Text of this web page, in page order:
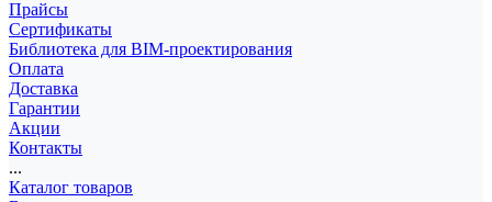
Прайсы
Сертификаты
Библиотека для BIM-проектирования
Оплата
Доставка
Гарантии
Акции
Контакты
...
Каталог товаров